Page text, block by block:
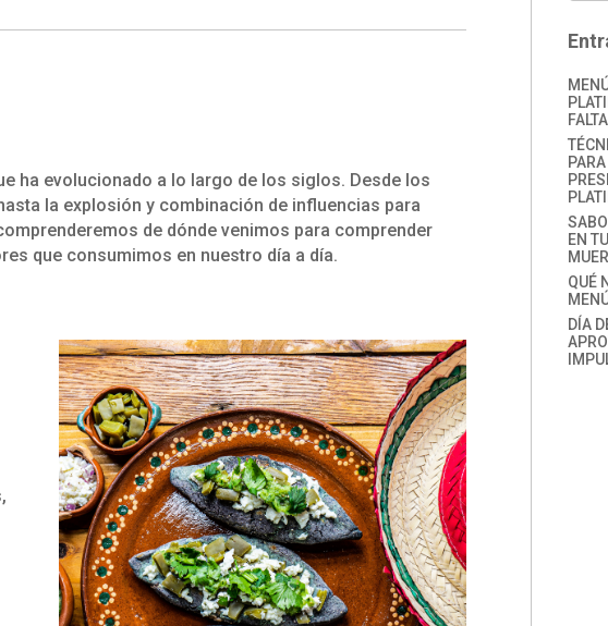
ha evolucionado a lo largo de los siglos. Desde los
la explosión y combinación de influencias para
de dónde venimos para comprender
que consumimos en nuestro día a día.
EN
QUÉ
DÍA